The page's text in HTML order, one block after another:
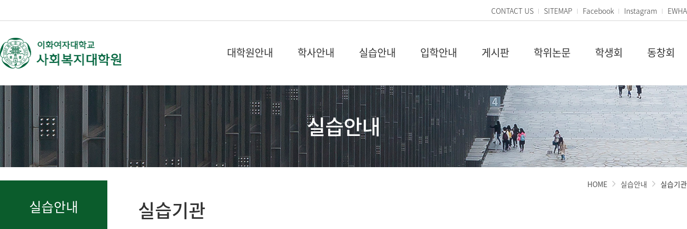
CONTACT US SITEMAP Facebook Instagram EWHA
대학원안내 학사안내 실습안내 입학안내 게시판 학위논문 학생회 동창회
실습안내
실습안내
HOME 실습안내 실습기관
실습기관